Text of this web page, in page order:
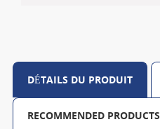
DÉTAILS DU PRODUIT
RECOMMENDED PRODUCTS